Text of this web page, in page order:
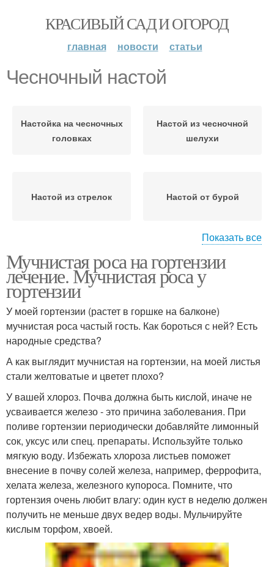
КРАСИВЫЙ САД И ОГОРОД
главная новости статьи
Чесночный настой
Настойка на чесночных
головках
Настой из чесночной
шелухи
Настой из стрелок Настой от бурой
Настой из чеснока Настой для огурцов
Настой для
опрыскивания
Чесночные настои
Настой от трипсов Чесночные стрелки
Показать все
Мучнистая роса на гортензии
лечение. Мучнистая роса у
гортензии
У моей гортензии (растет в горшке на балконе)
мучнистая роса частый гость. Как бороться с ней? Есть
народные средства?
А как выглядит мучнистая на гортензии, на моей листья
стали желтоватые и цветет плохо?
У вашей хлороз. Почва должна быть кислой, иначе не
усваивается железо - это причина заболевания. При
поливе гортензии периодически добавляйте лимонный
сок, уксус или спец. препараты. Используйте только
мягкую воду. Избежать хлороза листьев поможет
внесение в почву солей железа, например, феррофита,
хелата железа, железного купороса. Помните, что
гортензия очень любит влагу: один куст в неделю должен
получить не меньше двух ведер воды. Мульчируйте
кислым торфом, хвоей.